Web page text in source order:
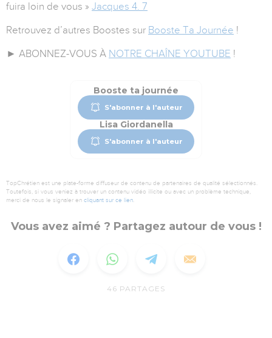
fuira loin de vous » Jacques 4. 7
Retrouvez d’autres Boostes sur Booste Ta Journée !
► ABONNEZ-VOUS À NOTRE CHAÎNE YOUTUBE !
Booste ta journée
S'abonner à l'auteur
Lisa Giordanella
S'abonner à l'auteur
TopChrétien est une plate-forme diffuseur de contenu de partenaires de qualité sélectionnés.
Toutefois, si vous veniez à trouver un contenu vidéo illicite ou avec un problème technique,
merci de nous le signaler en cliquant sur ce lien.
Vous avez aimé ? Partagez autour de vous !
46 PARTAGES